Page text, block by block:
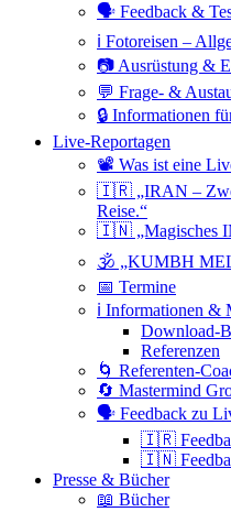
🗣 Feedback &
ℹ️ Fotoreisen –
📷 Ausrüstung &
💬 Frage- &
🔒 Informationen
Live-Reportagen
📽 Was ist eine
🇮🇷 „IRAN –
Reise.“
🇮🇳 „Magisches
🕉 „KUMBH
📅 Termine
ℹ️ Informationen &
Download-
Referenzen
🌀 Referenten-
🔄 Mastermind
🗣 Feedback zu
🇮🇷
🇮🇳
Presse & Bücher
📖 Bücher